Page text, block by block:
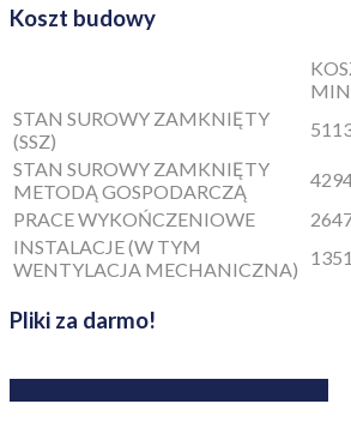
Koszt budowy
STAN SUROWY ZAMKNIĘTY
(SSZ)
STAN SUROWY ZAMKNIĘTY
METODĄ GOSPODARCZĄ
PRACE WYKOŃCZENIOWE
INSTALACJE (W TYM
WENTYLACJA MECHANICZNA)
Pliki za darmo!